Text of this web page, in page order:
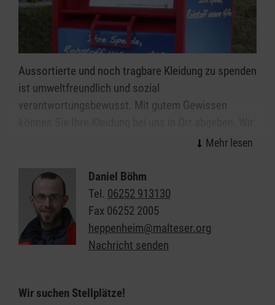
Aussortierte und noch tragbare Kleidung zu spenden
ist umweltfreundlich und sozial
verantwortungsbewusst. Mit gutem Gewissen
garantieren eine faire und extern überprüfte,
Verkauf Ihrer Altkleiderspenden finanzieren wir
unsere sozialen und humanitären Projekte, die wir
für Betroffene kostenlos anbieten.
Heppenheim
Daniel Böhm
Tel. 06252 913130
Fax 06252 2005
heppenheim@malteser.org
Nachricht senden
Wir suchen Stellplätze!